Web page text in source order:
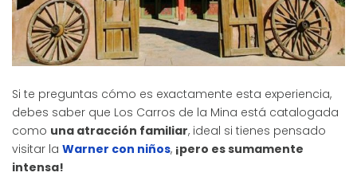
Si te preguntas cómo es exactamente esta experiencia,
debes saber que Los Carros de la Mina está catalogada
como una atracción familiar, ideal si tienes pensado
visitar la Warner con niños, ¡pero es sumamente
intensa!